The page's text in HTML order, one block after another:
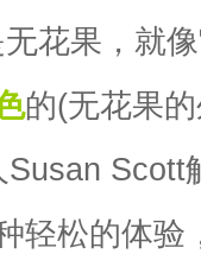
花果，就
的(无花果
Scott
轻松的体验